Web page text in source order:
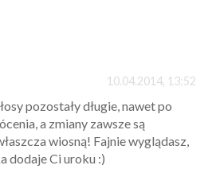
10.04.2014, 13:52
pozostały długie, nawet po
a zmiany zawsze są
wiosną! Fajnie wyglądasz,
dodaje Ci uroku :)